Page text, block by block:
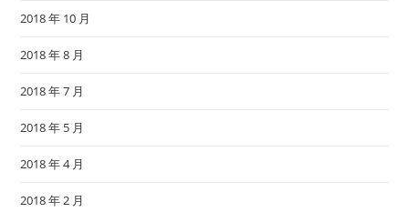
2018 年 10 月
2018 年 8 月
2018 年 7 月
2018 年 5 月
2018 年 4 月
2018 年 2 月